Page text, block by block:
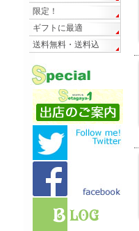
限定！
ギフトに最適
送料無料・送料込